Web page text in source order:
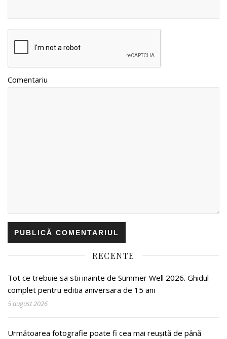
Comentariu
RECENTE
Tot ce trebuie sa stii inainte de Summer Well 2026. Ghidul
complet pentru editia aniversara de 15 ani
5 august 2026
Următoarea fotografie poate fi cea mai reușită de până